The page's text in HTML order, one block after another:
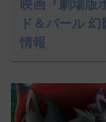
映画『劇場版
ド＆パール
情報